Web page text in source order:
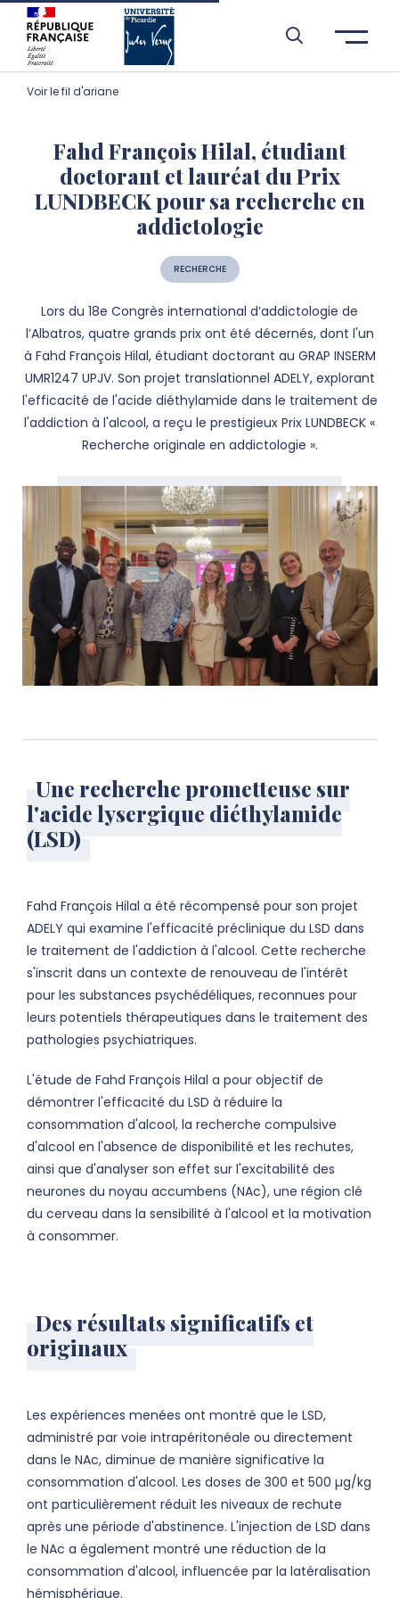
Aller à l’entête de page
Aller au menu principale
Aller au contenu principal
Aller à la recherche
Passer aux cookies
Aller au pied de page
Voir le fil d'ariane
Fahd François Hilal, étudiant
doctorant et lauréat du Prix
LUNDBECK pour sa recherche en
addictologie
RECHERCHE
Lors du 18e Congrès international d’addictologie de
l’Albatros, quatre grands prix ont été décernés, dont l'un
à Fahd François Hilal, étudiant doctorant au GRAP INSERM
UMR1247 UPJV. Son projet translationnel ADELY, explorant
l'efficacité de l'acide diéthylamide dans le traitement de
l'addiction à l'alcool, a reçu le prestigieux Prix LUNDBECK «
Recherche originale en addictologie ».
Une recherche prometteuse sur
l'acide lysergique diéthylamide
(LSD)
Fahd François Hilal a été récompensé pour son projet
ADELY qui examine l'efficacité préclinique du LSD dans
le traitement de l'addiction à l'alcool. Cette recherche
s'inscrit dans un contexte de renouveau de l'intérêt
pour les substances psychédéliques, reconnues pour
leurs potentiels thérapeutiques dans le traitement des
pathologies psychiatriques.
L'étude de Fahd François Hilal a pour objectif de
démontrer l'efficacité du LSD à réduire la
consommation d'alcool, la recherche compulsive
d'alcool en l'absence de disponibilité et les rechutes,
ainsi que d'analyser son effet sur l'excitabilité des
neurones du noyau accumbens (NAc), une région clé
du cerveau dans la sensibilité à l'alcool et la motivation
à consommer.
Des résultats significatifs et
originaux
Les expériences menées ont montré que le LSD,
administré par voie intrapéritonéale ou directement
dans le NAc, diminue de manière significative la
consommation d'alcool. Les doses de 300 et 500 µg/kg
ont particulièrement réduit les niveaux de rechute
après une période d'abstinence. L'injection de LSD dans
le NAc a également montré une réduction de la
consommation d'alcool, influencée par la latéralisation
hémisphérique.